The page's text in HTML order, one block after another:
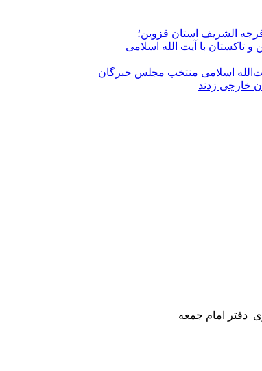
الشریف استان قزوین؛
تاکستان با آیت الله اسلامی
اسلامی منتخب مجلس‌ خبرگان
خارجی زدند
دفتر امام جمعه